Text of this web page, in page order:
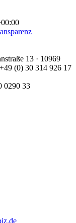
13 · 10969
(0) 30 314 926 17
0290 33